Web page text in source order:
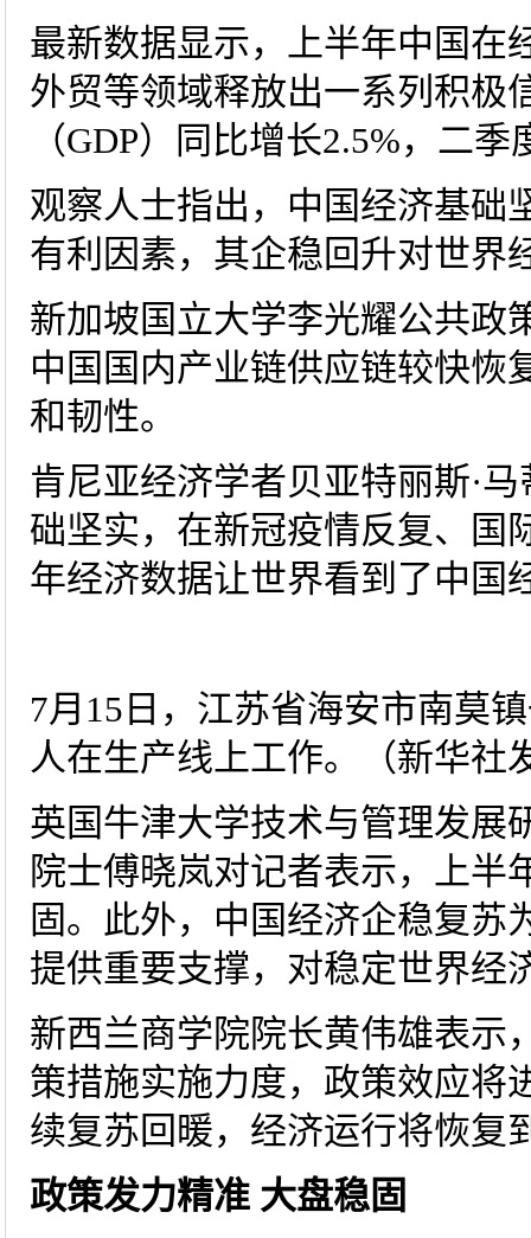
最新数据显示，上半年中国在
外贸等领域释放出一系列积极
（GDP）同比增长2.5%，二
观察人士指出，中国经济基础
有利因素，其企稳回升对世界
新加坡国立大学李光耀公共政
中国国内产业链供应链较快恢
和韧性。
肯尼亚经济学者贝亚特丽斯·
础坚实，在新冠疫情反复、国
年经济数据让世界看到了中国
7月15日，江苏省海安市南莫
人在生产线上工作。（新华社
英国牛津大学技术与管理发展
院士傅晓岚对记者表示，上半
固。此外，中国经济企稳复苏
提供重要支撑，对稳定世界经
新西兰商学院院长黄伟雄表示
策措施实施力度，政策效应将
续复苏回暖，经济运行将恢复
政策发力精准 大盘稳固